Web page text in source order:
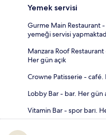
Yemek servisi
Gurme Main Restaurant
yemeği servisi
Manzara Roof
Her gün açık
Crowne Patisserie - café.
Lobby Bar - bar. Her gün
Vitamin Bar - spor barı.